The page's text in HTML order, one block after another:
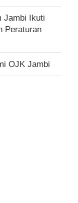
Jambi Ikuti
Peraturan
OJK Jambi